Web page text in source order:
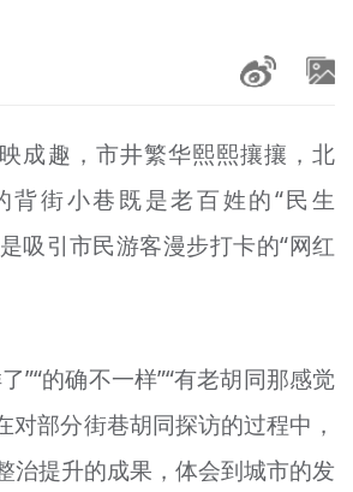
建设
+
基金
成趣，市井繁华熙熙攘攘，北
背街小巷既是老百姓的“民生
吸引市民游客漫步打卡的“网红
”“的确不一样”“有老胡同那感觉
部分街巷胡同探访的过程中，
治提升的成果，体会到城市的发